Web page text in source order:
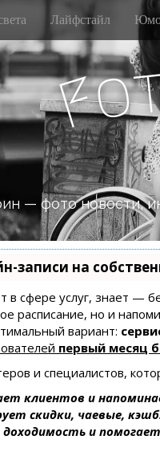
Лайфстайл
Fo
— фото новости,
записи на
в сфере услуг, знает —
расписание, но и
вариант:
первый месяц
и специалистов,
клиентов и
скидки, чаевые,
доходимость и